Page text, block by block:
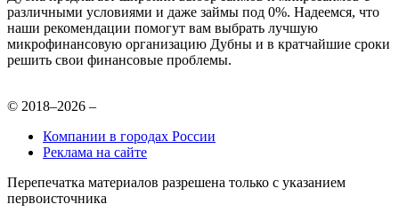
различными условиями и даже займы под 0%. Надеемся, что
наши рекомендации помогут вам выбрать лучшую
микрофинансовую организацию Дубны и в кратчайшие сроки
решить свои финансовые проблемы.
© 2018–2026 –
Компании в городах России
Реклама на сайте
Перепечатка материалов разрешена только с указанием
первоисточника